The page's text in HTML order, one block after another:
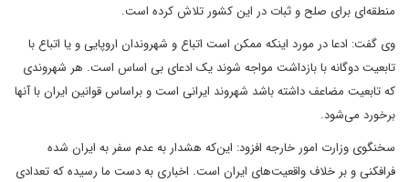
منطقه‌ای برای صلح و ثبات در این کشور تلاش کرده است.
وی گفت: ادعا در مورد اینکه ممکن است اتباع و شهروندان اروپایی و یا اتباع با
تابعیت دوگانه با بازداشت مواجه شوند یک ادعای بی اساس است. هر شهروندی
که تابعیت مضاعف داشته باشد شهروند ایرانی است و براساس قوانین ایران با آنها
برخورد می‌شود.
سخنگوی وزارت امور خارجه افزود: این‌که هشدار به عدم سفر به ایران شده
فرافکنی و بر خلاف واقعیت‌های ایران است. اخباری به دست ما رسیده که تعدادی